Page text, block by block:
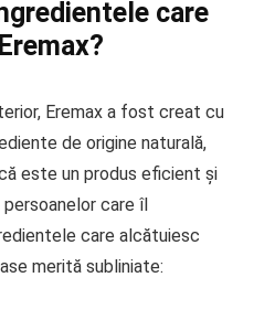
care
Eremax a fost creat cu
de origine naturală,
este un produs eficient și
care îl
care alcătuiesc
merită subliniate: